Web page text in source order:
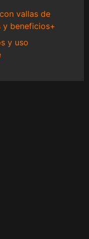
vallas de
y beneficios+
y uso